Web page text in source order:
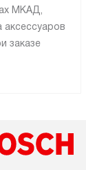
МКАД,
аксессуаров
заказе